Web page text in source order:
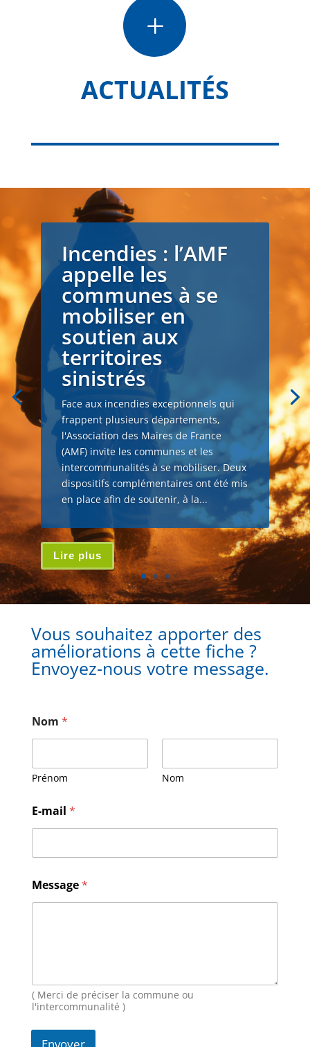
L
ACTUALITÉS
Incendies : l’AMF
appelle les
communes à se
mobiliser en
soutien aux
territoires
sinistrés
Face aux incendies exceptionnels qui
frappent plusieurs départements,
l'Association des Maires de France
(AMF) invite les communes et les
intercommunalités à se mobiliser. Deux
dispositifs complémentaires ont été mis
en place afin de soutenir, à la...
Lire plus
Vous souhaitez apporter des
améliorations à cette fiche ?
Envoyez-nous votre message.
Nom *
Prénom Nom
E-mail *
-
m
E
-
a
Message*
( Merci de préciser la commune ou
l'intercommunalité )